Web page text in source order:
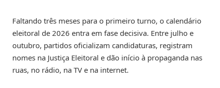
Faltando três meses para o primeiro turno, o calendário
eleitoral de 2026 entra em fase decisiva. Entre julho e
outubro, partidos oficializam candidaturas, registram
nomes na Justiça Eleitoral e dão início à propaganda nas
ruas, no rádio, na TV e na internet.